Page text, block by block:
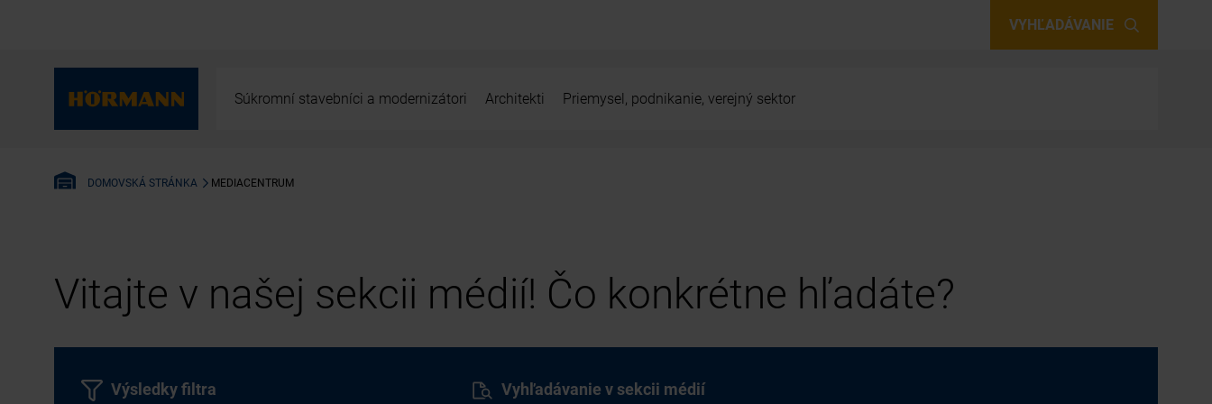
VYHĽADÁVANIE
Súkromní stavebníci a modernizátori Architekti Priemysel, podnikanie, verejný sektor
DOMOVSKÁ STRÁNKA MEDIACENTRUM
Vitajte v našej sekcii médií! Čo konkrétne hľadáte?
Vyhľadávanie v sekcii médií
Výsledky filtra